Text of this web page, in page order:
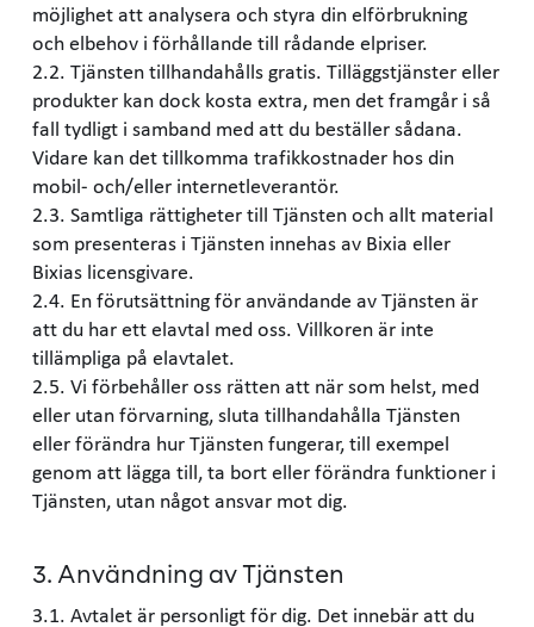
möjlighet att analysera och styra din elförbrukning
och elbehov i förhållande till rådande elpriser.
2.2. Tjänsten tillhandahålls gratis. Tilläggstjänster eller
produkter kan dock kosta extra, men det framgår i så
fall tydligt i samband med att du beställer sådana.
Vidare kan det tillkomma trafikkostnader hos din
mobil- och/eller internetleverantör.
2.3. Samtliga rättigheter till Tjänsten och allt material
som presenteras i Tjänsten innehas av Bixia eller
Bixias licensgivare.
2.4. En förutsättning för användande av Tjänsten är
att du har ett elavtal med oss. Villkoren är inte
tillämpliga på elavtalet.
2.5. Vi förbehåller oss rätten att när som helst, med
eller utan förvarning, sluta tillhandahålla Tjänsten
eller förändra hur Tjänsten fungerar, till exempel
genom att lägga till, ta bort eller förändra funktioner i
Tjänsten, utan något ansvar mot dig.
3. Användning av Tjänsten
3.1. Avtalet är personligt för dig. Det innebär att du